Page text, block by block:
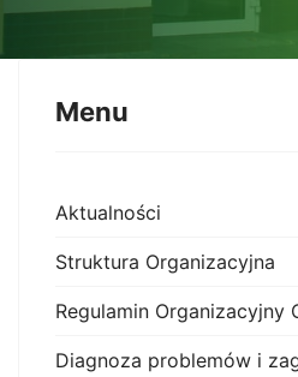
Menu
Aktualności
Struktura Organizacyjna
Regulamin Organizacyjny
Diagnoza problemów i